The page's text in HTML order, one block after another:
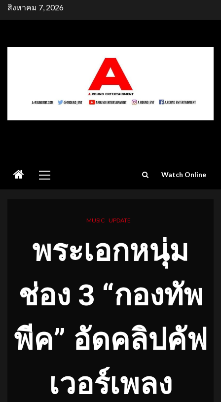
Skipสิงหาคม 7, 2026
Menu
Watch Online
MUSIC UPDATE
พระเอกหนุ่ม
ช่อง 3 “กองทัพ
พีค” อัดคลิปคัฟ
เวอร์เพลง